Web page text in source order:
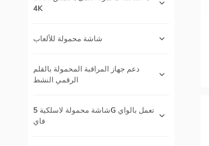
4K
شاشة محمولة للألعاب
دعم جهاز المراقبة المحمولة بالقلم
الرقمي النشط
شاشة محمولة لاسلكية 5G تعمل بالواي
فاي